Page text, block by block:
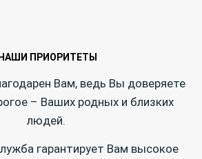
НАШИ ПРИОРИТЕТЫ
Вам, ведь Вы доверяете
– Ваших родных и близких
людей.
гарантирует Вам высокое